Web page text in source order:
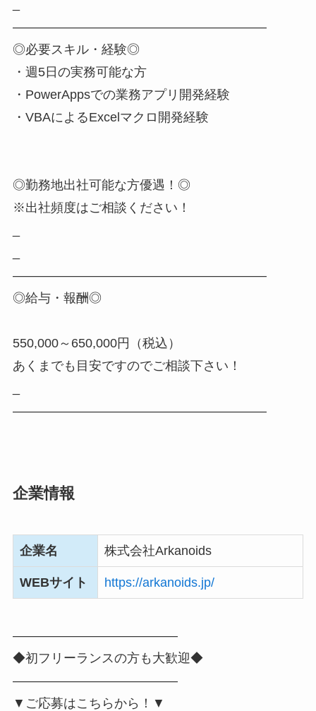
――――――――――――――――――――
◎必要スキル・経験◎
・週5日の実務可能な方
・PowerAppsでの業務アプリ開発経験
・VBAによるExcelマクロ開発経験
◎勤務地出社可能な方優遇！◎
※出社頻度はご相談ください！
――――――――――――――――――――
◎給与・報酬◎
550,000～650,000円（税込）
あくまでも目安ですのでご相談下さい！
――――――――――――――――――――
企業情報
企業名 株式会社Arkanoids
WEBサイト https://arkanoids.jp/
―――――――――――――
◆初フリーランスの方も大歓迎◆
―――――――――――――
▼ご応募はこちらから！▼